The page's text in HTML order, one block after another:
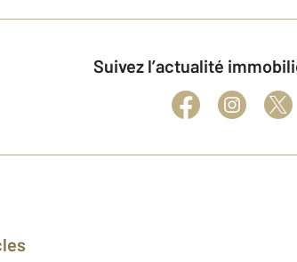
Suivez l’actualité